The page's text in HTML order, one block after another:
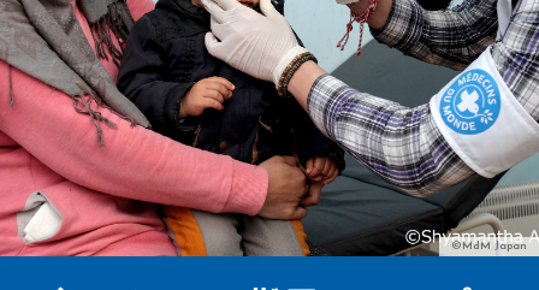
©MdM Japan